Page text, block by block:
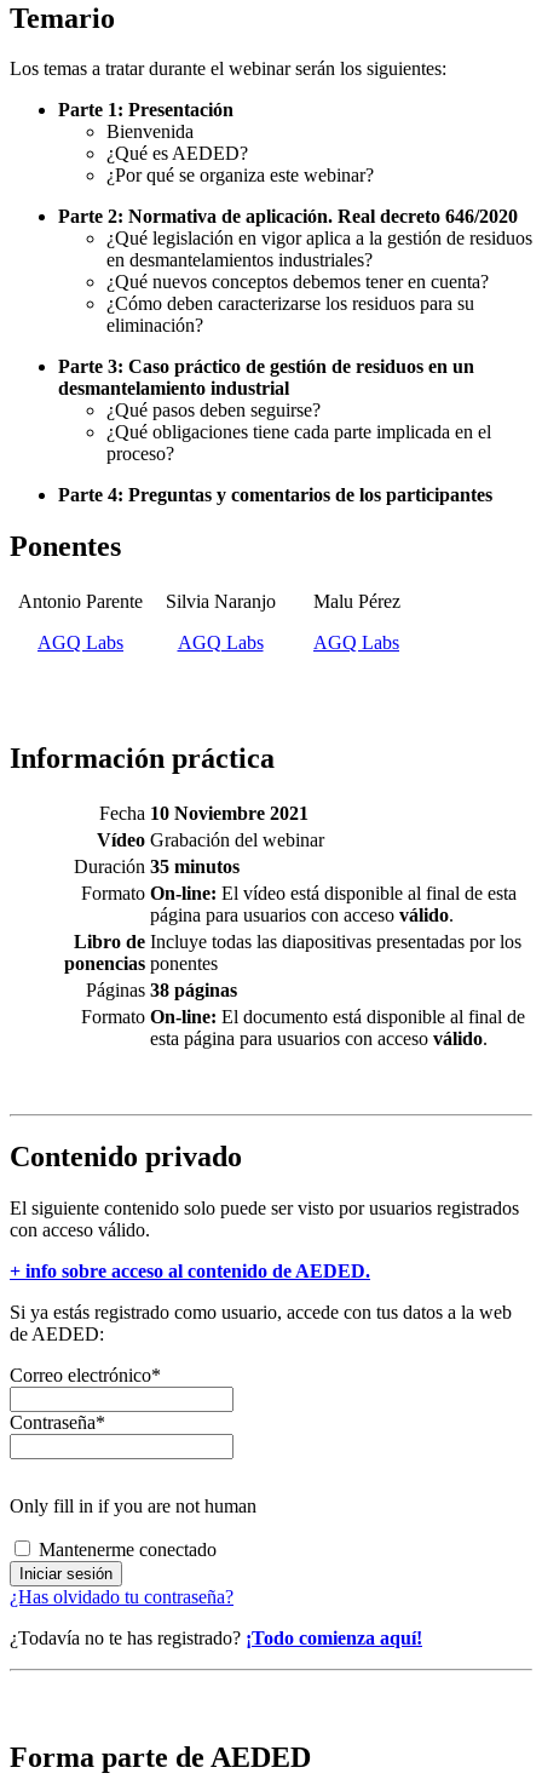
Temario
Los temas a tratar durante el webinar serán los siguientes:
Parte 1: Presentación
Bienvenida
¿Qué es AEDED?
¿Por qué se organiza este webinar?
Parte 2: Normativa de aplicación. Real decreto 646/2020
¿Qué legislación en vigor aplica a la gestión de residuos
en desmantelamientos industriales?
¿Qué nuevos conceptos debemos tener en cuenta?
¿Cómo deben caracterizarse los residuos para su
eliminación?
Parte 3: Caso práctico de gestión de residuos en un
desmantelamiento industrial
¿Qué pasos deben seguirse?
¿Qué obligaciones tiene cada parte implicada en el
proceso?
Parte 4: Preguntas y comentarios de los participantes
Ponentes
Antonio Parente
AGQ Labs
Silvia Naranjo
AGQ Labs
Malu Pérez
AGQ Labs
Información práctica
Fecha 10 Noviembre 2021
Vídeo Grabación del webinar
Duración 35 minutos
Formato On-line: El vídeo está disponible al final de esta
página para usuarios con acceso válido.
Libro de
ponencias
Incluye todas las diapositivas presentadas por los
ponentes
Páginas 38 páginas
Formato On-line: El documento está disponible al final de
esta página para usuarios con acceso válido.
Contenido privado
El siguiente contenido solo puede ser visto por usuarios registrados
con acceso válido.
+ info sobre acceso al contenido de AEDED.
Si ya estás registrado como usuario, accede con tus datos a la web
de AEDED:
Correo electrónico*
Contraseña*
Only fill in if you are not human
Mantenerme conectado
¿Has olvidado tu contraseña?
¿Todavía no te has registrado? ¡Todo comienza aquí!
Forma parte de AEDED